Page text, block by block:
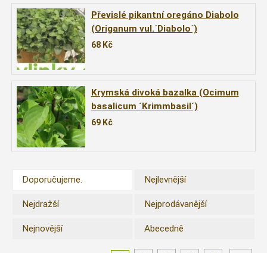
Převislé pikantní oregáno Diabolo
(Origanum vul.´Diabolo´)
68 Kč
Krymská divoká bazalka (Ocimum
basalicum ´Krimmbasil´)
69 Kč
Doporučujeme. Nejlevnější
Nejdražší Nejprodávanější
Nejnovější Abecedně